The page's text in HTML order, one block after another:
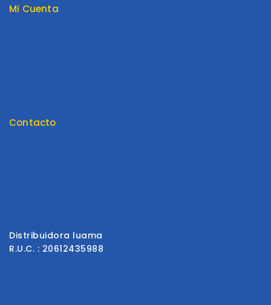
Mi Cuenta
Contacto
Distribuidora luama
R.U.C. : 20612435988